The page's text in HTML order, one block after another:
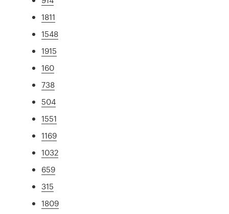
1811
1548
1915
160
738
504
1551
1169
1032
659
315
1809